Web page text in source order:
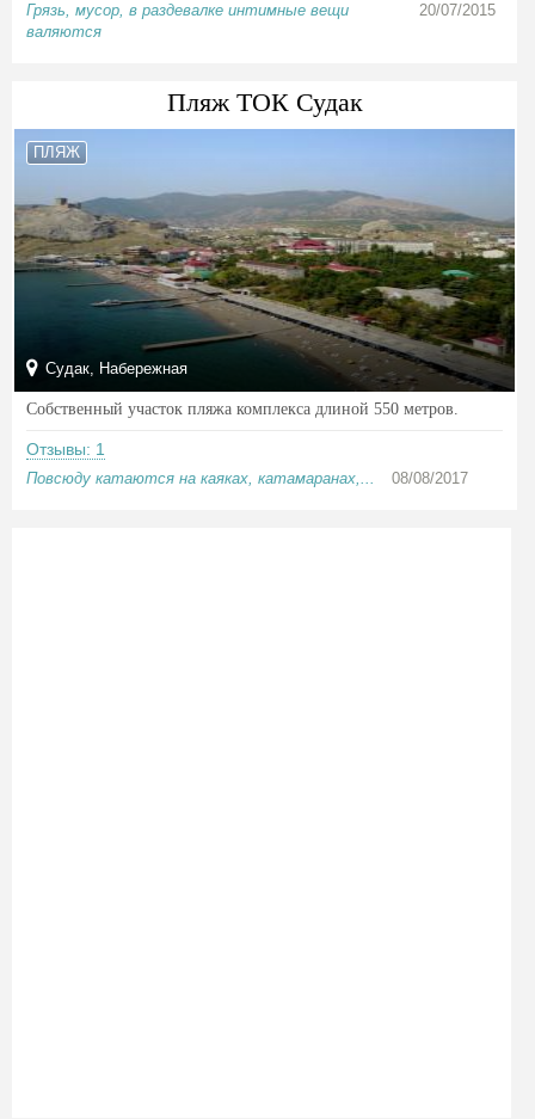
Грязь, мусор, в раздевалке интимные вещи
валяются
20/07/2015
Пляж ТОК Судак
ПЛЯЖ
Судак, Набережная
Собственный участок пляжа комплекса длиной 550 метров.
Отзывы: 1
Повсюду катаются на каяках, катамаранах,... 08/08/2017